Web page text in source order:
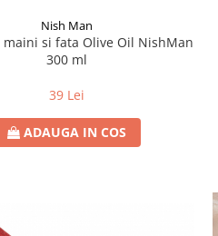
Nish Man
maini si fata Olive Oil NishMan
300 ml
39 Lei
ADAUGA IN COS